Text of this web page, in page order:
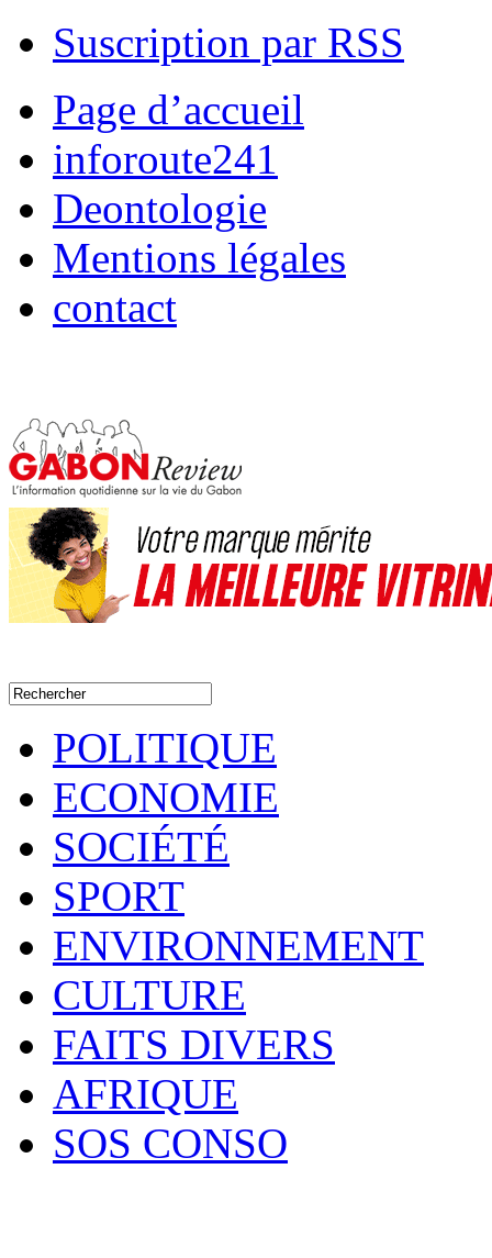
Suscription par RSS
Page d’accueil
inforoute241
Deontologie
Mentions légales
contact
POLITIQUE
ECONOMIE
SOCIÉTÉ
SPORT
ENVIRONNEMENT
CULTURE
FAITS DIVERS
AFRIQUE
SOS CONSO